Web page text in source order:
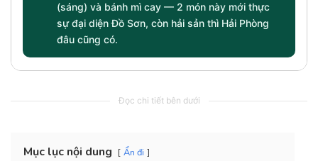
(sáng) và bánh mì cay — 2 món này mới thực
sự đại diện Đồ Sơn, còn hải sản thì Hải Phòng
đâu cũng có.
Đọc chi tiết bên dưới
Mục lục nội dung Ẩn đi